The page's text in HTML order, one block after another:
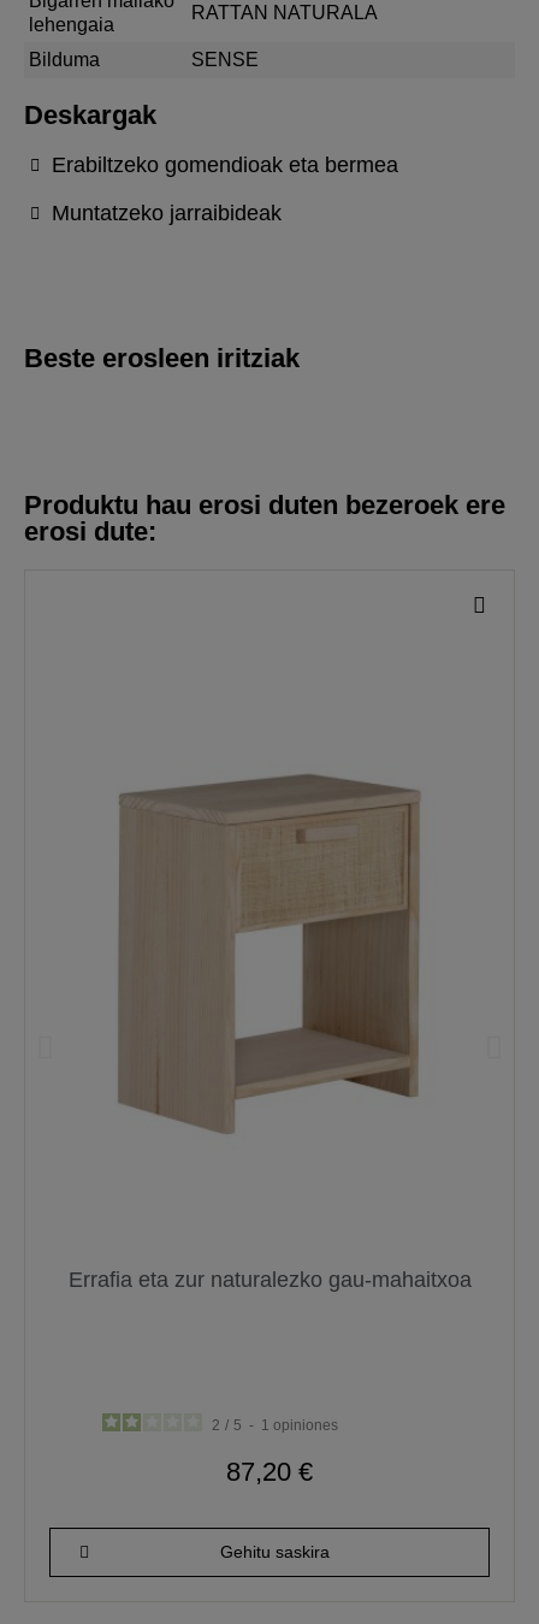
lehengaia
RATTAN NATURALA
Bilduma SENSE
Deskargak
Erabiltzeko gomendioak eta bermea
Muntatzeko jarraibideak
Beste erosleen iritziak
Produktu hau erosi duten bezeroek ere
erosi dute:
Errafia eta zur naturalezko gau-mahaitxoa
2 / 5 - 1 opiniones
87,20 €
Gehitu saskira